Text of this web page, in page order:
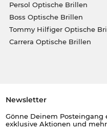
Persol Optische Brillen
Boss Optische Brillen
Tommy Hilfiger Optische
Carrera Optische Brillen
Newsletter
Gönne Deinem Posteingang
exklusive Aktionen und